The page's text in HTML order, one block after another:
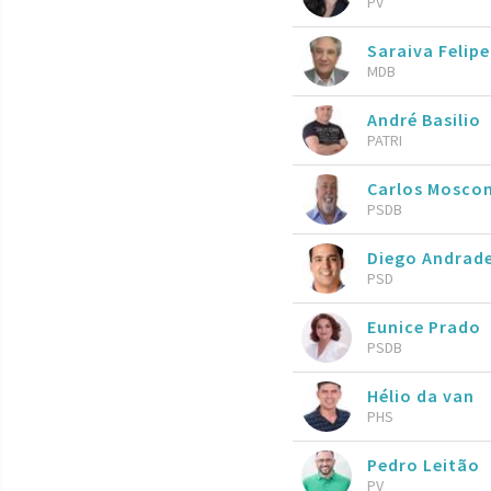
Saraiva Felipe
MDB
André Basilio
PATRI
Carlos
PSDB
Diego
PSD
Eunice Prado
PSDB
Hélio da van
PHS
Pedro Leitão
PV